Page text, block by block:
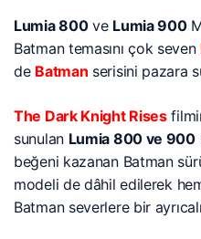
Lumia 800ve Lumia 900
Batman temasını çok seven
de Batman serisini pazara
The Dark Knight Rises
sunulan Lumia 800 ve 900
beğeni kazanan Batman
modeli de dâhil edilerek
Batman severlere bir